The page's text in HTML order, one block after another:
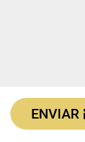
ENVIAR